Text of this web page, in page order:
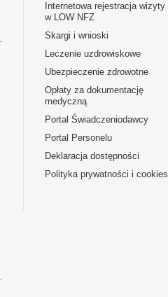
Internetowa rejestracja wizyty
w LOW NFZ
Skargi i wnioski
Leczenie uzdrowiskowe
Ubezpieczenie zdrowotne
Opłaty za dokumentację
medyczną
Portal Świadczeniodawcy
Portal Personelu
Deklaracja dostępności
Polityka prywatności i cookies